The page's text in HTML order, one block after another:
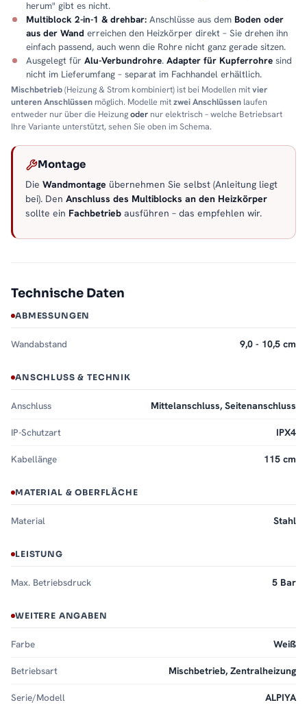
herum" gibt es nicht.
Multiblock 2-in-1 & drehbar: Anschlüsse aus dem Boden oder
aus der Wand erreichen den Heizkörper direkt – Sie drehen ihn
einfach passend, auch wenn die Rohre nicht ganz gerade sitzen.
Ausgelegt für Alu-Verbundrohre. Adapter für Kupferrohre sind
nicht im Lieferumfang – separat im Fachhandel erhältlich.
Mischbetrieb(Heizung & Strom kombiniert) ist bei Modellen mitvier
unteren Anschlüssen möglich. Modelle mitzwei Anschlüssen laufen
entweder nur über die Heizungoder nur elektrisch – welche Betriebsart
Ihre Variante unterstützt, sehen Sie oben im Schema.
Montage
Die Wandmontage übernehmen Sie selbst (Anleitung liegt
bei). Den Anschluss des Multiblocks an den Heizkörper
sollte ein Fachbetrieb ausführen – das empfehlen wir.
Technische Daten
ABMESSUNGEN
Wandabstand 9,0 - 10,5 cm
ANSCHLUSS & TECHNIK
Anschluss Mittelanschluss, Seitenanschluss
IP-Schutzart IPX4
Kabellänge 115 cm
MATERIAL & OBERFLÄCHE
Material Stahl
LEISTUNG
Max. Betriebsdruck 5 Bar
WEITERE ANGABEN
Farbe Weiß
Betriebsart Mischbetrieb, Zentralheizung
Serie/Modell ALPIYA